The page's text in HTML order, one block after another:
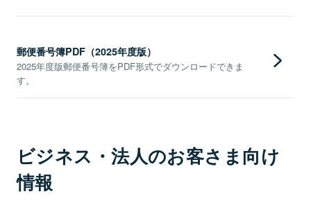
郵便番号簿PDF（2025年度版）
2025年度版郵便番号簿をPDF形式でダウンロードできま
す。
ビジネス・法人のお客さま向け
情報